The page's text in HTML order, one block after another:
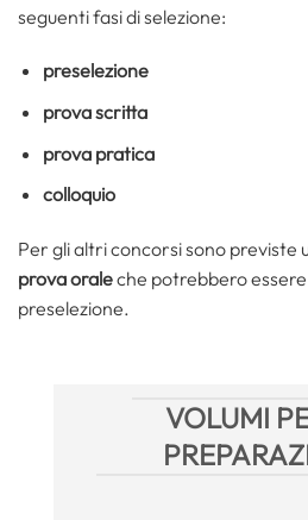
seguenti fasi di selezione:
preselezione
prova scritta
prova pratica
colloquio
Per gli altri concorsi sono previste
prova oraleche potrebbero
preselezione.
VOLUMI